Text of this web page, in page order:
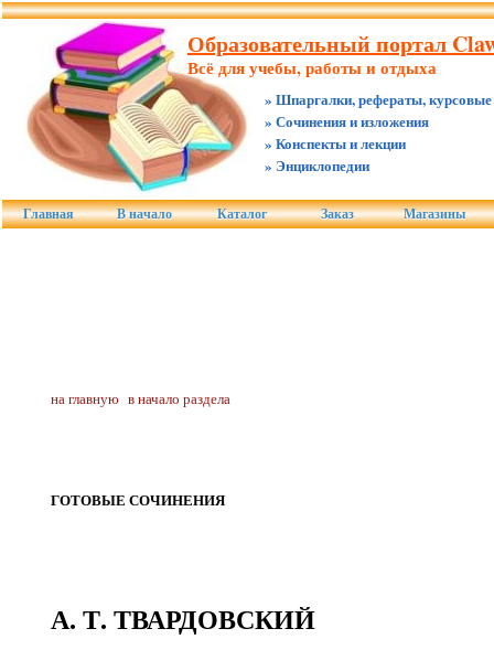
Образовательный портал
Всё для учебы, работы и отдыха
» Шпаргалки, рефераты, курсовые
» Сочинения и изложения
» Конспекты и лекции
» Энциклопедии
Главная В начало Каталог Заказ Магазины
на главную в начало раздела
ГОТОВЫЕ СОЧИНЕНИЯ
А. Т. ТВАРДОВСКИЙ